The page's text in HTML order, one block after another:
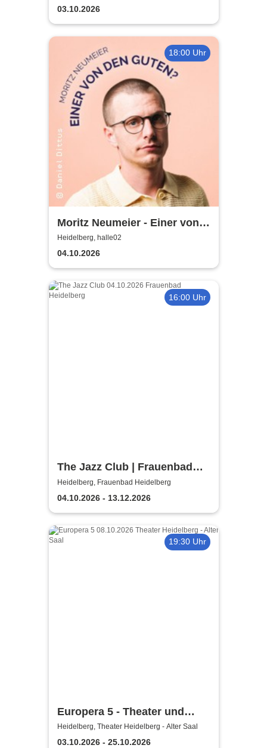
03.10.2026
18:00 Uhr
Moritz Neumeier - Einer von
den Guten?
Heidelberg, halle02
04.10.2026
16:00 Uhr
The Jazz Club | Frauenbad
Heidelberg
Heidelberg, Frauenbad Heidelberg
04.10.2026 - 13.12.2026
19:30 Uhr
Europera 5 - Theater und
Orchester Heidelberg
Heidelberg, Theater Heidelberg - Alter Saal
03.10.2026 - 25.10.2026